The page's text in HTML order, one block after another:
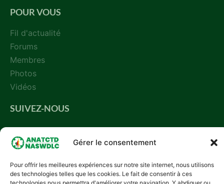
Gérer le consentement
Pour offrir les meilleures expériences sur notre site internet, nous utilisons
des technologies telles que les cookies. Le fait de consentir à ces
POUR VOUS
Fil d'actualité
Forums
Membres
Photos
Vidéos
SUIVEZ-NOUS